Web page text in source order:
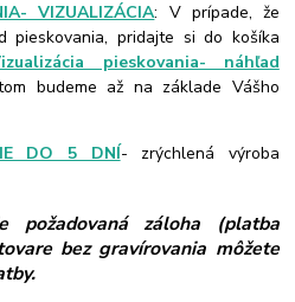
VIZUALIZÁCIA: V prípade, že
pieskovania, pridajte si do košíka
pieskovania- náhľad
budeme až na základe Vášho
DO 5 DNÍ- zrýchlená výroba
požadovaná záloha (platba
bez gravírovania môžete